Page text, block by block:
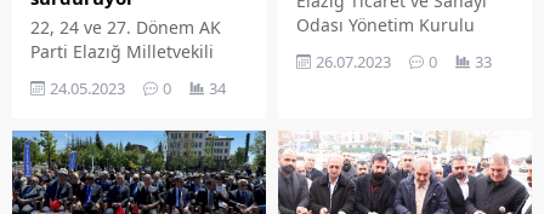
22, 24 ve 27. Dönem AK
Parti Elazığ Milletvekili
Zülfü Demirbağ, 28 Mayıs
Cumhurbaşkanlığı seçimi
ediyor.
24.05.2023 0 34
Odası Yönetim Kurulu
Başkanı İdris Alan, belirli
il ve ilçelerde uzatılan
gerektiğini ifade etti.
26.07.2023 0 33